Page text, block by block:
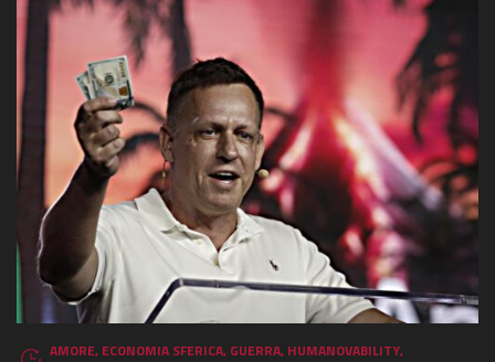
AMORE, ECONOMIA SFERICA, GUERRA, HUMANOVABILITY,